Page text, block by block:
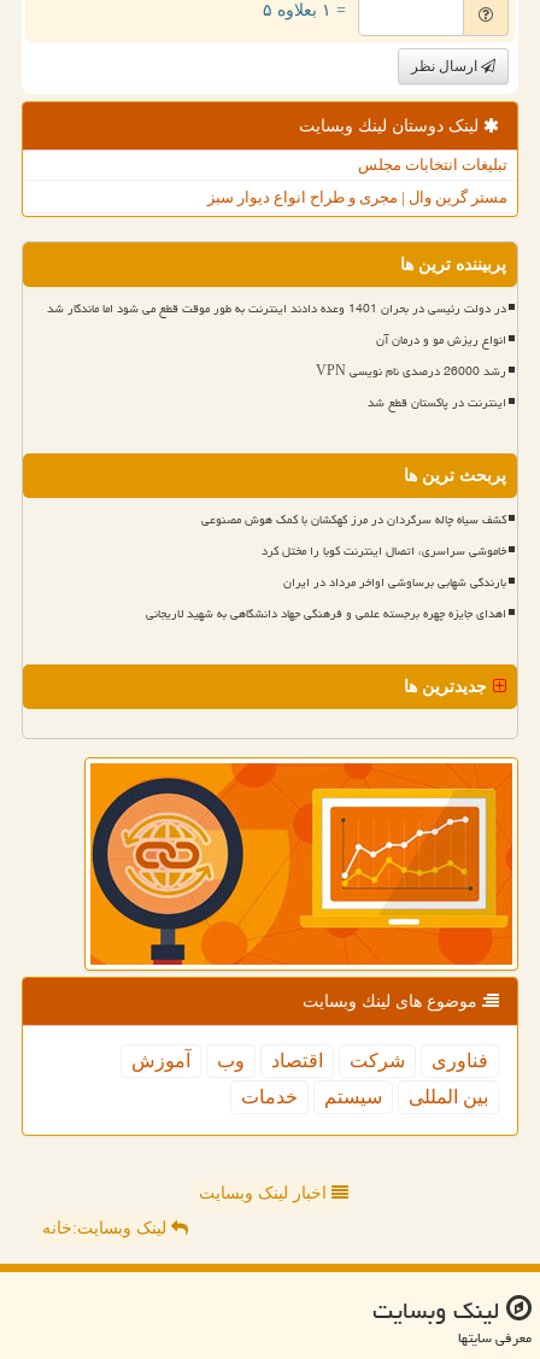
= ۱ بعلاوه ۵
ارسال نظر
لینک دوستان لینك وبسایت
تبلیغات انتخابات مجلس
مستر گرین وال | مجری و طراح انواع دیوار سبز
پربیننده ترین ها
در دولت رئیسی در بحران 1401 وعده دادند اینترنت به طور موقت قطع می شود اما ماندگار شد
انواع ریزش مو و درمان آن
رشد 26000 درصدی نام نویسی VPN
اینترنت در پاکستان قطع شد
پربحث ترین ها
کشف سیاه چاله سرگردان در مرز کهکشان با کمک هوش مصنوعی
خاموشی سراسری، اتصال اینترنت کوبا را مختل کرد
بارندگی شهابی برساوشی اواخر مرداد در ایران
اهدای جایزه چهره برجسته علمی و فرهنگی جهاد دانشگاهی به شهید لاریجانی
جدیدترین ها
موضوع های لینك وبسایت
فناوری شركت اقتصاد وب
آموزش
بین المللی
سیستم خدمات
اخبار لینک وبسایت
لینک وبسایت:خانه
لینك وبسایت
معرفی سایتها